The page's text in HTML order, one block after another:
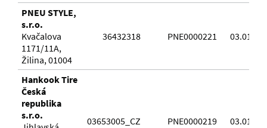
PNEU STYLE,
s.r.o.
Kvačalova
1171/11A,
Žilina, 01004
36432318 PNE0000221
Hankook Tire
Česká
republika
s.r.o.
03653005_CZ PNE0000219